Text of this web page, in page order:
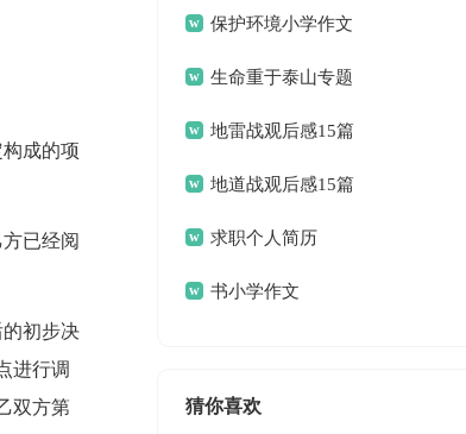
成的项
已经阅
初步决
进行调
双方第
文(15篇)
保护环境小学作文
生命重于泰山专题
片观后感
地雷战观后感15篇
地道战观后感15篇
求职个人简历
书小学作文
猜你喜欢